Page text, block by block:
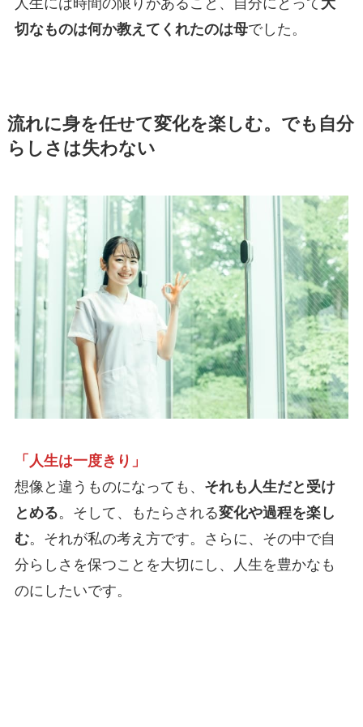
人生には時間の限りがあること、自分にとって 大
切なものは何か教えてくれたのは母でした。
流れに身を任せて変化を楽しむ。でも自分
らしさは失わない
「人生は一度きり」
想像と違うものになっても、 それも人生だと受け
とめる。そして、もたらされる変化や過程を楽し
む。それが私の考え方です。さらに、その中で自
分らしさを保つことを大切にし、人生を豊かなも
のにしたいです。